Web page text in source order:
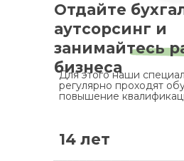
Отдайте
аутсорсинг и
занимайтесь
бизнеса
Для этого наши
регулярно проходят
повышение
14 лет